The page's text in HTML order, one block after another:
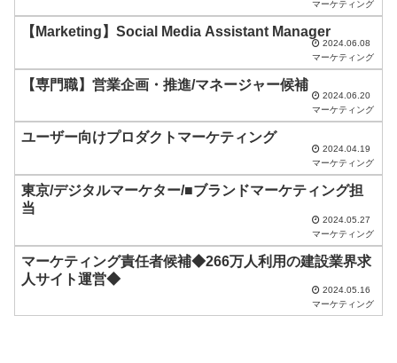
に
て
く
さ
い
マーケティング
【Marketing】Social Media Assistant Manager
2024.06.08
マーケティング
【専門職】営業企画・推進/マネージャー候補
2024.06.20
マーケティング
ユーザー向けプロダクトマーケティング
2024.04.19
マーケティング
東京/デジタルマーケター/■ブランドマーケティング担
当
2024.05.27
マーケティング
マーケティング責任者候補◆266万人利用の建設業界求
人サイト運営◆
2024.05.16
マーケティング